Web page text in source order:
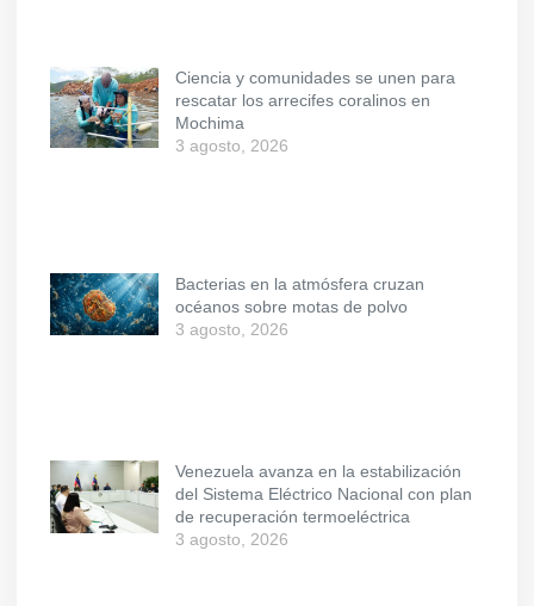
Ciencia y comunidades se unen para
rescatar los arrecifes coralinos en
Mochima
3 agosto, 2026
Bacterias en la atmósfera cruzan
océanos sobre motas de polvo
3 agosto, 2026
Venezuela avanza en la estabilización
del Sistema Eléctrico Nacional con plan
de recuperación termoeléctrica
3 agosto, 2026